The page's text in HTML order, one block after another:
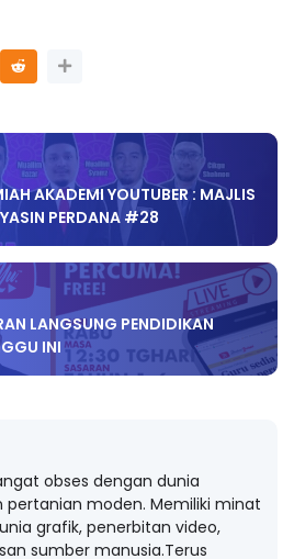
AKADEMI YOUTUBER : MAJLIS
PERDANA #28
LANGSUNG PENDIDIKAN
INI
obses dengan dunia
pertanian moden. Memiliki minat
grafik, penerbitan video,
sumber manusia.Terus